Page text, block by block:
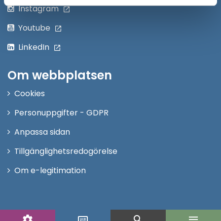
Instagram
Youtube
LinkedIn
Om webbplatsen
Cookies
Personuppgifter - GDPR
Anpassa sidan
Tillgänglighetsredogörelse
Om e-legitimation